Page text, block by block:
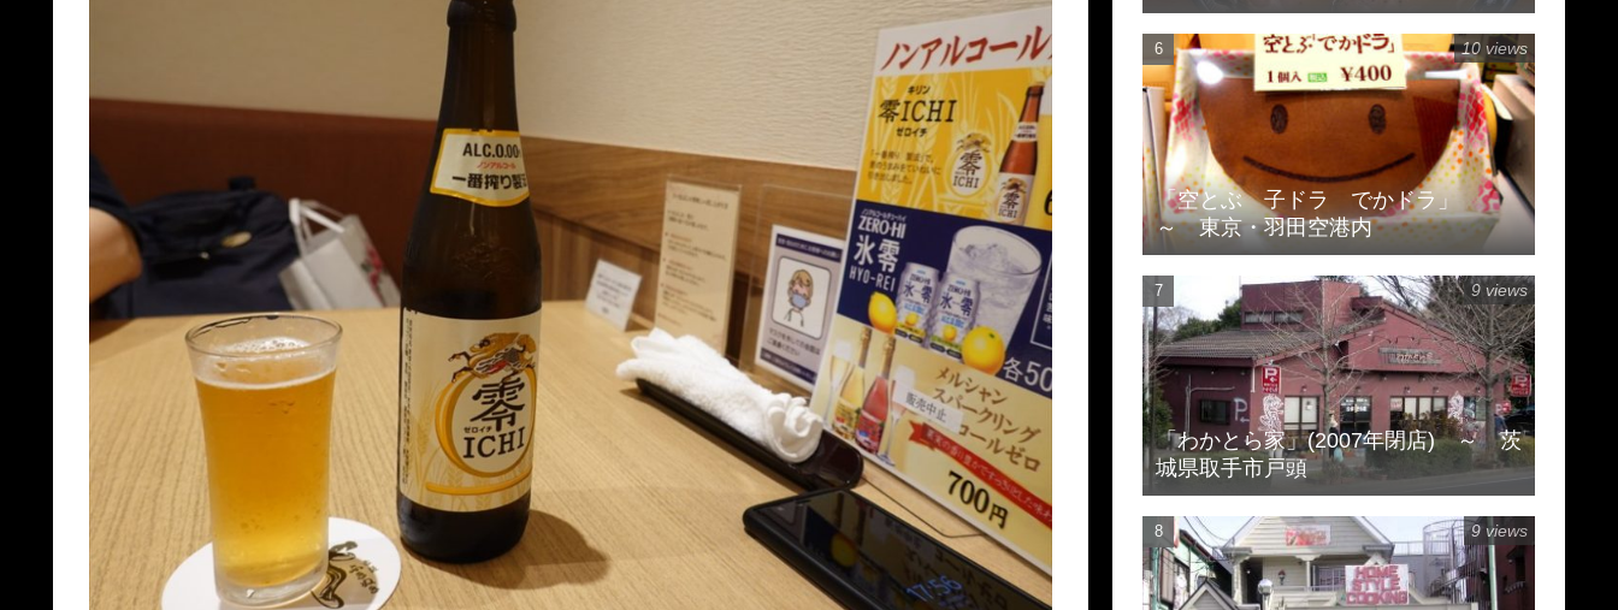
市豊住
「空とぶ 子ドラ でかドラ」
～ 東京・羽田空港内
10 views
「わかとら家」(2007年閉店) ～ 茨
城県取手市戸頭
9 views
9 views